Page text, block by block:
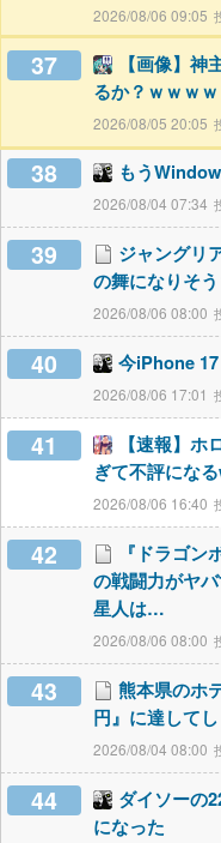
2026/08/06 09:05
37
【画像】
るか？ｗｗｗｗ
2026/08/05 20:05
38 もう
2026/08/04 07:34
39
ジャングリ
の舞になりそ
2026/08/06 08:00
40 今iPhone
2026/08/06 17:01
41
【速報】
ぎて不評にな
2026/08/06 16:40
42
『ドラゴン
の戦闘力がヤ
星人は…
2026/08/06 08:00
43
熊本県のホ
円』に達して
2026/08/04 08:00
44
ダイソーの
になった